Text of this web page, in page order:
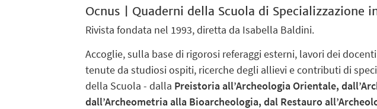
Ocnus | Quaderni della Scuola di Specializzazione
Rivista fondata nel 1993, diretta da Isabella Baldini.
Accoglie, sulla base di rigorosi referaggi esterni, lavori dei
tenute da studiosi ospiti, ricerche degli allievi e contributi di
della Scuola - dalla Preistoria all’Archeologia Orientale,
dall’Archeometria alla Bioarcheologia, dal Restauro